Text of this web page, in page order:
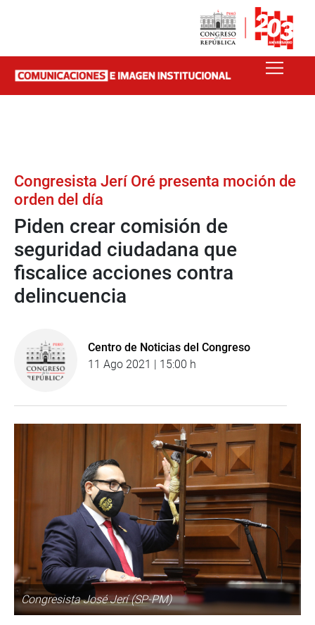
Congresista Jerí Oré presenta moción de
orden del día
Piden crear comisión de
seguridad ciudadana que
fiscalice acciones contra
delincuencia
Centro de Noticias del Congreso
11 Ago 2021 | 15:00 h
Congresista José Jerí (SP-PM)